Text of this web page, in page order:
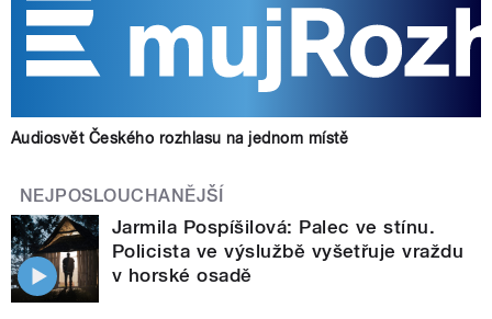
Audiosvět Českého rozhlasu na jednom místě
NEJPOSLOUCHANĚJŠÍ
Jarmila Pospíšilová: Palec ve stínu.
Policista ve výslužbě vyšetřuje vraždu
v horské osadě